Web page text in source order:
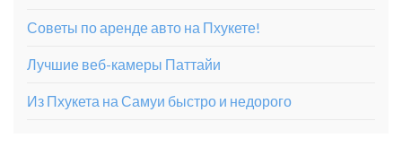
Советы по аренде авто на Пхукете!
Лучшие веб-камеры Паттайи
Из Пхукета на Самуи быстро и недорого